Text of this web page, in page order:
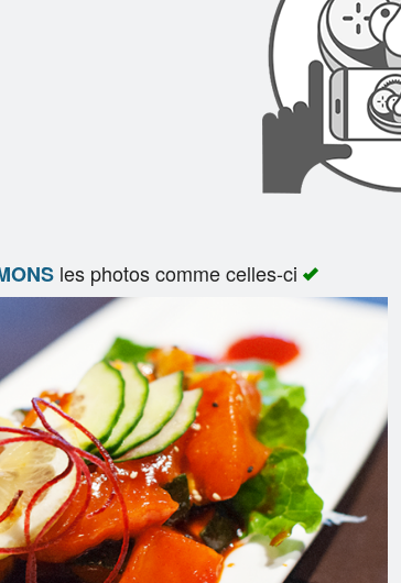
les photos comme celles-ci